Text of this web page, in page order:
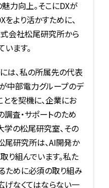
力向上。そこにDXが
をより活かすために、
会社松尾研究所から
ます。
は、私の所属先の代表
中部電力グループのデ
とを契機に、企業にお
査・サポートのため
学の松尾研究室、その
研究所は、AI開発か
り組んでいます。私た
ために必須の取り組み
げなくてはならない一